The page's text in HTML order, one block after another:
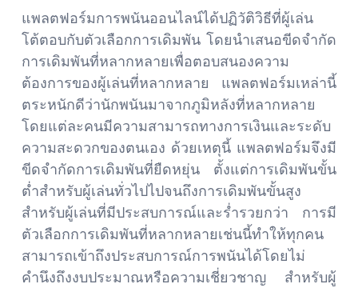
แพลตฟอร์มการพนันออนไลน์ได้ปฏิวัติวิธีที่ผู้เล่น
โต้ตอบกับตัวเลือกการเดิมพัน โดยนำเสนอขีดจำกัด
การเดิมพันที่หลากหลายเพื่อตอบสนองความ
ต้องการของผู้เล่นที่หลากหลาย แพลตฟอร์มเหล่านี้
ตระหนักดีว่านักพนันมาจากภูมิหลังที่หลากหลาย
โดยแต่ละคนมีความสามารถทางการเงินและระดับ
ความสะดวกของตนเอง ด้วยเหตุนี้ แพลตฟอร์มจึงมี
ขีดจำกัดการเดิมพันที่ยืดหยุ่น ตั้งแต่การเดิมพันขั้น
ต่ำสำหรับผู้เล่นทั่วไปไปจนถึงการเดิมพันขั้นสูง
สำหรับผู้เล่นที่มีประสบการณ์และร่ำรวยกว่า การมี
ตัวเลือกการเดิมพันที่หลากหลายเช่นนี้ทำให้ทุกคน
สามารถเข้าถึงประสบการณ์การพนันได้โดยไม่
คำนึงถึงงบประมาณหรือความเชี่ยวชาญ สำหรับผู้